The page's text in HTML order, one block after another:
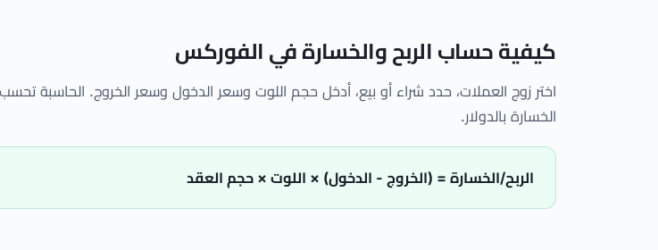
كيفية حساب الربح والخسارة في الفوركس
اختر زوج العملات، حدد شراء أو بيع، أدخل حجم اللوت وسعر الدخول وسعر الخروج. الحاسبة
الخسارة بالدولار.
الربح/الخسارة = (الخروج - الدخول) × اللوت × حجم العقد